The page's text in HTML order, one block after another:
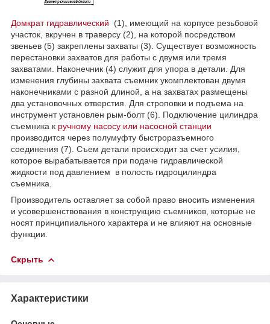
Домкрат гидравлический (1), имеющий на корпусе резьбовой
участок, вкручен в траверсу (2), на которой посредством
звеньев (5) закреплены захваты (3). Существует возможность
перестановки захватов для работы с двумя или тремя
захватами. Наконечник (4) служит для упора в детали. Для
изменения глубины захвата съемник укомплектован двумя
наконечниками с разной длиной, а на захватах размещены
два установочных отверстия. Для строповки и подъема на
инструмент установлен рым-болт (6). Подключение цилиндра
съемника к ручному насосу или насосной станции
производится через полумуфту быстроразъемного
соединения (7). Съем детали происходит за счет усилия,
которое вырабатывается при подаче гидравлической
жидкости под давлением в полость гидроцилиндра
съемника.
Производитель оставляет за собой право вносить изменения
и усовершенствования в конструкцию съемников, которые не
носят принципиального характера и не влияют на основные
функции.
Скрыть
Характеристики